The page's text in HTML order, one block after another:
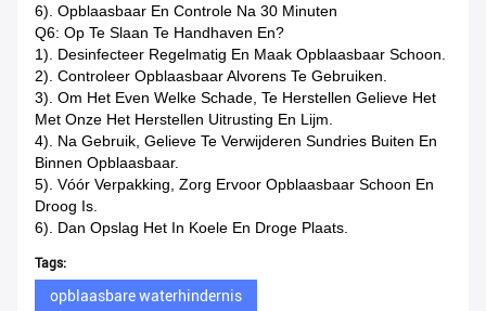
6). Opblaasbaar En Controle Na 30 Minuten
Q6: Op Te Slaan Te Handhaven En?
1). Desinfecteer Regelmatig En Maak Opblaasbaar Schoon.
2). Controleer Opblaasbaar Alvorens Te Gebruiken.
3). Om Het Even Welke Schade, Te Herstellen Gelieve Het
Met Onze Het Herstellen Uitrusting En Lijm.
4). Na Gebruik, Gelieve Te Verwijderen Sundries Buiten En
Binnen Opblaasbaar.
5). Vóór Verpakking, Zorg Ervoor Opblaasbaar Schoon En
Droog Is.
6). Dan Opslag Het In Koele En Droge Plaats.
Tags:
opblaasbare waterhindernis